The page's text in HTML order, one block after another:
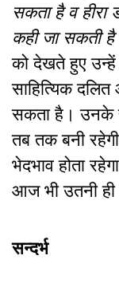
सकता है व हीरा
कही जा सकती
को देखते हुए उन्हें
साहित्यिक
सकता है। उनके
तब तक बनी
भेदभाव होता
आज भी उतनी
सन्दर्भ